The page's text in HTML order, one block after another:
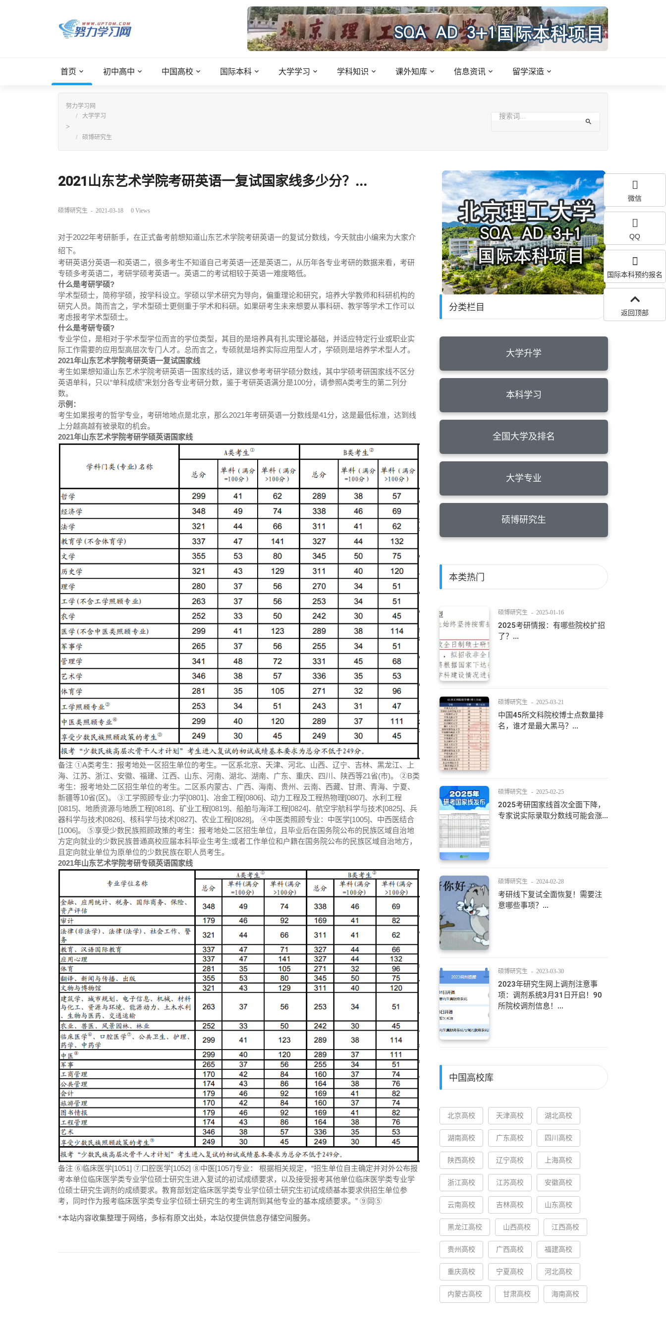
首页 初中高中 中国高校 国际本科 大学学习 学科知识 课外知库 信息资讯 留学深造
努力学习网
大学学习
>
硕博研究生
2021山东艺术学院考研英语一复试国家线多少分？...
硕博研究生 - 2021-03-18 0 Views
对于2022年考研新手，在正式备考前想知道山东艺术学院考研英语一的复试分数线，今天就由小编来为大家介
绍下。
考研英语分英语一和英语二，很多考生不知道自己考英语一还是英语二，从历年各专业考研的数据来看，考研
专硕多考英语二，考研学硕考英语一。英语二的考试相较于英语一难度略低。
什么是考研学硕?
学术型硕士，简称学硕，按学科设立。学硕以学术研究为导向，偏重理论和研究，培养大学教师和科研机构的
研究人员。简而言之，学术型硕士更侧重于学术和科研。如果研考生未来想要从事科研、教学等学术工作可以
考虑报考学术型硕士。
什么是考研专硕?
专业学位，是相对于学术型学位而言的学位类型，其目的是培养具有扎实理论基础，并适应特定行业或职业实
际工作需要的应用型高层次专门人才。总而言之，专硕就是培养实际应用型人才，学硕则是培养学术型人才。
2021年山东艺术学院考研英语一复试国家线
考生如果想知道山东艺术学院考研英语一国家线的话，建议参考考研学硕分数线，其中学硕考研国家线不区分
英语单科，只以“单科成绩”来划分各专业考研分数，鉴于考研英语满分是100分，请参照A类考生的第二列分
数。
示例：
考生如果报考的哲学专业，考研地地点是北京，那么2021年考研英语一分数线是41分，这是最低标准，达到线
上分越高越有被录取的机会。
2021年山东艺术学院考研学硕英语国家线
备注 ①A类考生：报考地处一区招生单位的考生。一区系北京、天津、河北、山西、辽宁、吉林、黑龙江、上
海、江苏、浙江、安徽、福建、江西、山东、河南、湖北、湖南、广东、重庆、四川、陕西等21省(市)。 ②B类
考生：报考地处二区招生单位的考生。二区系内蒙古、广西、海南、贵州、云南、西藏、甘肃、青海、宁夏、
新疆等10省(区)。 ③工学照顾专业:力学[0801]、冶金工程[0806]、动力工程及工程热物理[0807]、水利工程
[0815]、地质资源与地质工程[0818]、矿业工程[0819]、船舶与海洋工程[0824]、航空宇航科学与技术[0825]、兵
器科学与技术[0826]、核科学与技术[0827]、农业工程[0828]。 ④中医类照顾专业：中医学[1005]、中西医结合
[1006]。 ⑤享受少数民族照顾政策的考生：报考地处二区招生单位，且毕业后在国务院公布的民族区域自治地
方定向就业的少数民族普通高校应届本科毕业生考生;或者工作单位和户籍在国务院公布的民族区域自治地方，
且定向就业单位为原单位的少数民族在职人员考生。
2021年山东艺术学院考研专硕英语国家线
备注 ⑥临床医学[1051] ⑦口腔医学[1052] ⑧中医[1057]专业： 根据相关规定，“招生单位自主确定并对外公布报
考本单位临床医学类专业学位硕士研究生进入复试的初试成绩要求，以及接受报考其他单位临床医学类专业学
位硕士研究生调剂的成绩要求。教育部划定临床医学类专业学位硕士研究生初试成绩基本要求供招生单位参
考，同时作为报考临床医学类专业学位硕士研究生的考生调剂到其他专业的基本成绩要求。” ⑨同⑤
*本站内容收集整理于网络，多标有原文出处，本站仅提供信息存储空间服务。
分类栏目
大学升学
本科学习
全国大学及排名
大学专业
硕博研究生
本类热门
硕博研究生 - 2025-01-16
2025考研情报：有哪些院校扩招
了？...
硕博研究生 - 2025-03-21
中国45所文科院校博士点数量排
名，谁才是最大黑马？...
硕博研究生 - 2025-02-25
2025考研国家线首次全面下降，
专家说实际录取分数线可能会涨...
硕博研究生 - 2024-02-28
考研线下复试全面恢复！需要注
意哪些事项？...
硕博研究生 - 2023-03-30
2023年研究生网上调剂注意事
项：调剂系统3月31日开启！90
所院校调剂信息！...
中国高校库
北京高校 天津高校 湖北高校
湖南高校 广东高校 四川高校
陕西高校 辽宁高校 上海高校
浙江高校 江苏高校 安徽高校
云南高校 吉林高校 山东高校
黑龙江高校 山西高校 江西高校
贵州高校 广西高校 福建高校
重庆高校 宁夏高校 河北高校
内蒙古高校 甘肃高校 海南高校
微信
QQ
国际本科预约报名
返回顶部